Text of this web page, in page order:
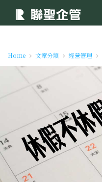
Home 文章分類 經營管理